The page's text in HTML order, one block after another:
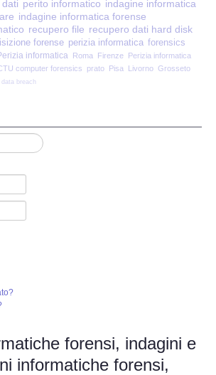
PBX e VOIP
informatico
Banca e Online
Cam
spia
lavoratori
perito informatico indagine informatica
indagine informatica forense
recupero file recupero dati hard disk
forense perizia informatica forensics
informatica Roma Firenze Perizia informatica
computer forensics prato Pisa Livorno Grosseto
data breach
forensi, indagini e
informatiche forensi,